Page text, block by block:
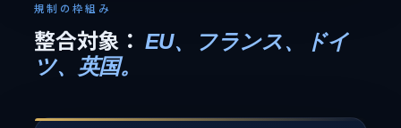
規制の枠組み
整合対象： EU、フランス、ドイ
ツ、英国。